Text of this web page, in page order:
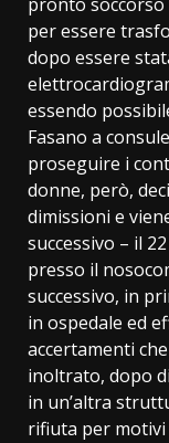
per essere
dopo essere
essendo
Fasano a
proseguire i
donne, però,
dimissioni e
successivo – il
presso il
successivo, in
in ospedale ed
accertamenti
inoltrato, dopo
in un’altra
rifiuta per